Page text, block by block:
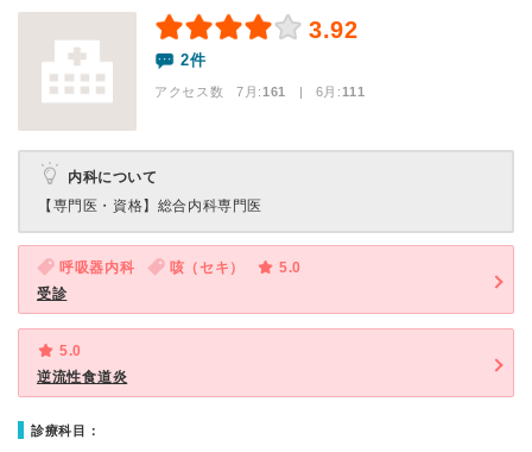
3.92
2件
アクセス数 7月:161 | 6月:111
内科について
【専門医・資格】 総合内科専門医
呼吸器内科 咳（セキ）
5.0
受診
5.0
逆流性食道炎
診療科目：